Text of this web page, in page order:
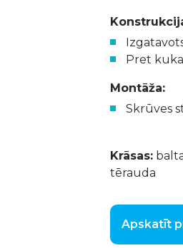
Pret
Montāža:
Skrūves
Krāsas:
tērauda
Apskatīt